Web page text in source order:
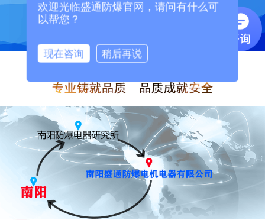
欢迎光临盛通防爆官网，请问有什么可
以帮您？
现在咨询 稍后再说